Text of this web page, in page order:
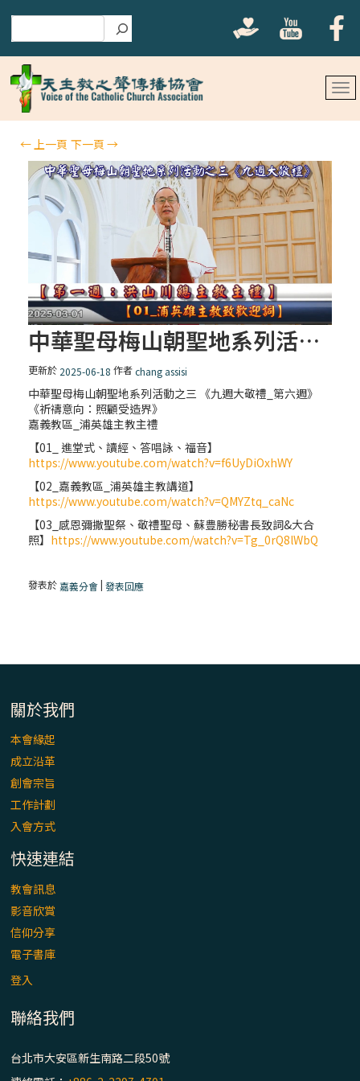
←上一頁 下一頁→
中華聖母梅山朝聖地系列活動之三《九週大敬禮 第六週2025-04 -05》《祈禱意向：照顧受造界》
更新於 2025-06-18 作者chang assisi
中華聖母梅山朝聖地系列活動之三 《九週大敬禮_第六週》
《祈禱意向：照顧受造界》
嘉義教區_浦英雄主教主禮
【01_ 進堂式、讀經、答唱詠、福音】
https://www.youtube.com/watch?v=f6UyDiOxhWY
【02_嘉義教區_浦英雄主教講道】
https://www.youtube.com/watch?v=QMYZtq_caNc
【03_感恩彌撒聖祭、敬禮聖母、蘇豊勝秘書長致詞&大合
照】 https://www.youtube.com/watch?v=Tg_0rQ8lWbQ
發表於 嘉義分會|發表回應
關於我們
本會緣起
成立沿革
創會宗旨
工作計劃
入會方式
快速連結
教會訊息
影音欣賞
信仰分享
電子書庫
登入
聯絡我們
台北市大安區新生南路二段50號